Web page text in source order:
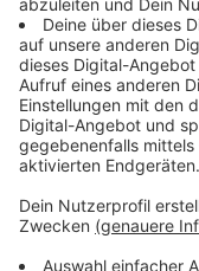
nach Österreich
Autofahrer sich an
Wartezeiten
dauern, wenn man
oder in die Türkei
Traditionell zählt
staureichsten des
etwas entspannter
Bayern und